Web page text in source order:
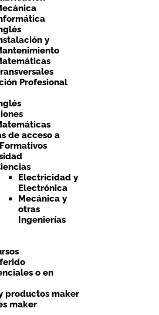
y
Profesional
de acceso a
Electricidad y
Electrónica
Mecánica y
otras
Ingenierías
o en
productos maker
maker